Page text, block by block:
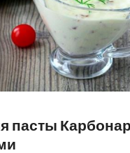
пасты